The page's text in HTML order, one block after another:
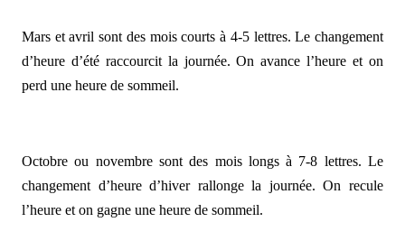
Mars et avril sont des mois courts à 4-5 lettres. Le changement
d’heure d’été raccourcit la journée. On avance l’heure et on
perd une heure de sommeil.
Octobre ou novembre sont des mois longs à 7-8 lettres. Le
changement d’heure d’hiver rallonge la journée. On recule
l’heure et on gagne une heure de sommeil.